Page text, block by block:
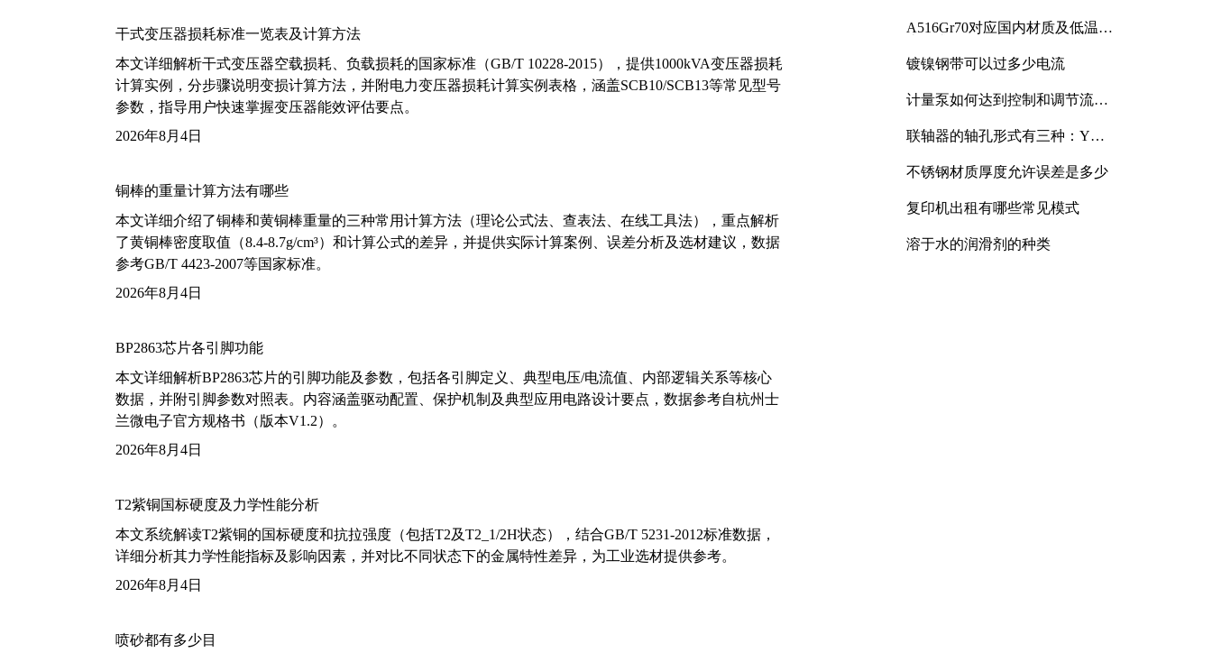
干式变压器损耗标准一览表及计算方法
本文详细解析干式变压器空载损耗、负载损耗的国家标准（GB/T 10228-2015），提供1000kVA变压器损耗
计算实例，分步骤说明变损计算方法，并附电力变压器损耗计算实例表格，涵盖SCB10/SCB13等常见型号
参数，指导用户快速掌握变压器能效评估要点。
2026年8月4日
铜棒的重量计算方法有哪些
本文详细介绍了铜棒和黄铜棒重量的三种常用计算方法（理论公式法、查表法、在线工具法），重点解析
了黄铜棒密度取值（8.4-8.7g/cm³）和计算公式的差异，并提供实际计算案例、误差分析及选材建议，数据
参考GB/T 4423-2007等国家标准。
2026年8月4日
BP2863芯片各引脚功能
本文详细解析BP2863芯片的引脚功能及参数，包括各引脚定义、典型电压/电流值、内部逻辑关系等核心
数据，并附引脚参数对照表。内容涵盖驱动配置、保护机制及典型应用电路设计要点，数据参考自杭州士
兰微电子官方规格书（版本V1.2）。
2026年8月4日
T2紫铜国标硬度及力学性能分析
本文系统解读T2紫铜的国标硬度和抗拉强度（包括T2及T2_1/2H状态），结合GB/T 5231-2012标准数据，
详细分析其力学性能指标及影响因素，并对比不同状态下的金属特性差异，为工业选材提供参考。
2026年8月4日
喷砂都有多少目
A516Gr70对应国内材质及低温冲
镀镍钢带可以过多少电流
计量泵如何达到控制和调节流量
联轴器的轴孔形式有三种：Y
不锈钢材质厚度允许误差是多少
复印机出租有哪些常见模式
溶于水的润滑剂的种类